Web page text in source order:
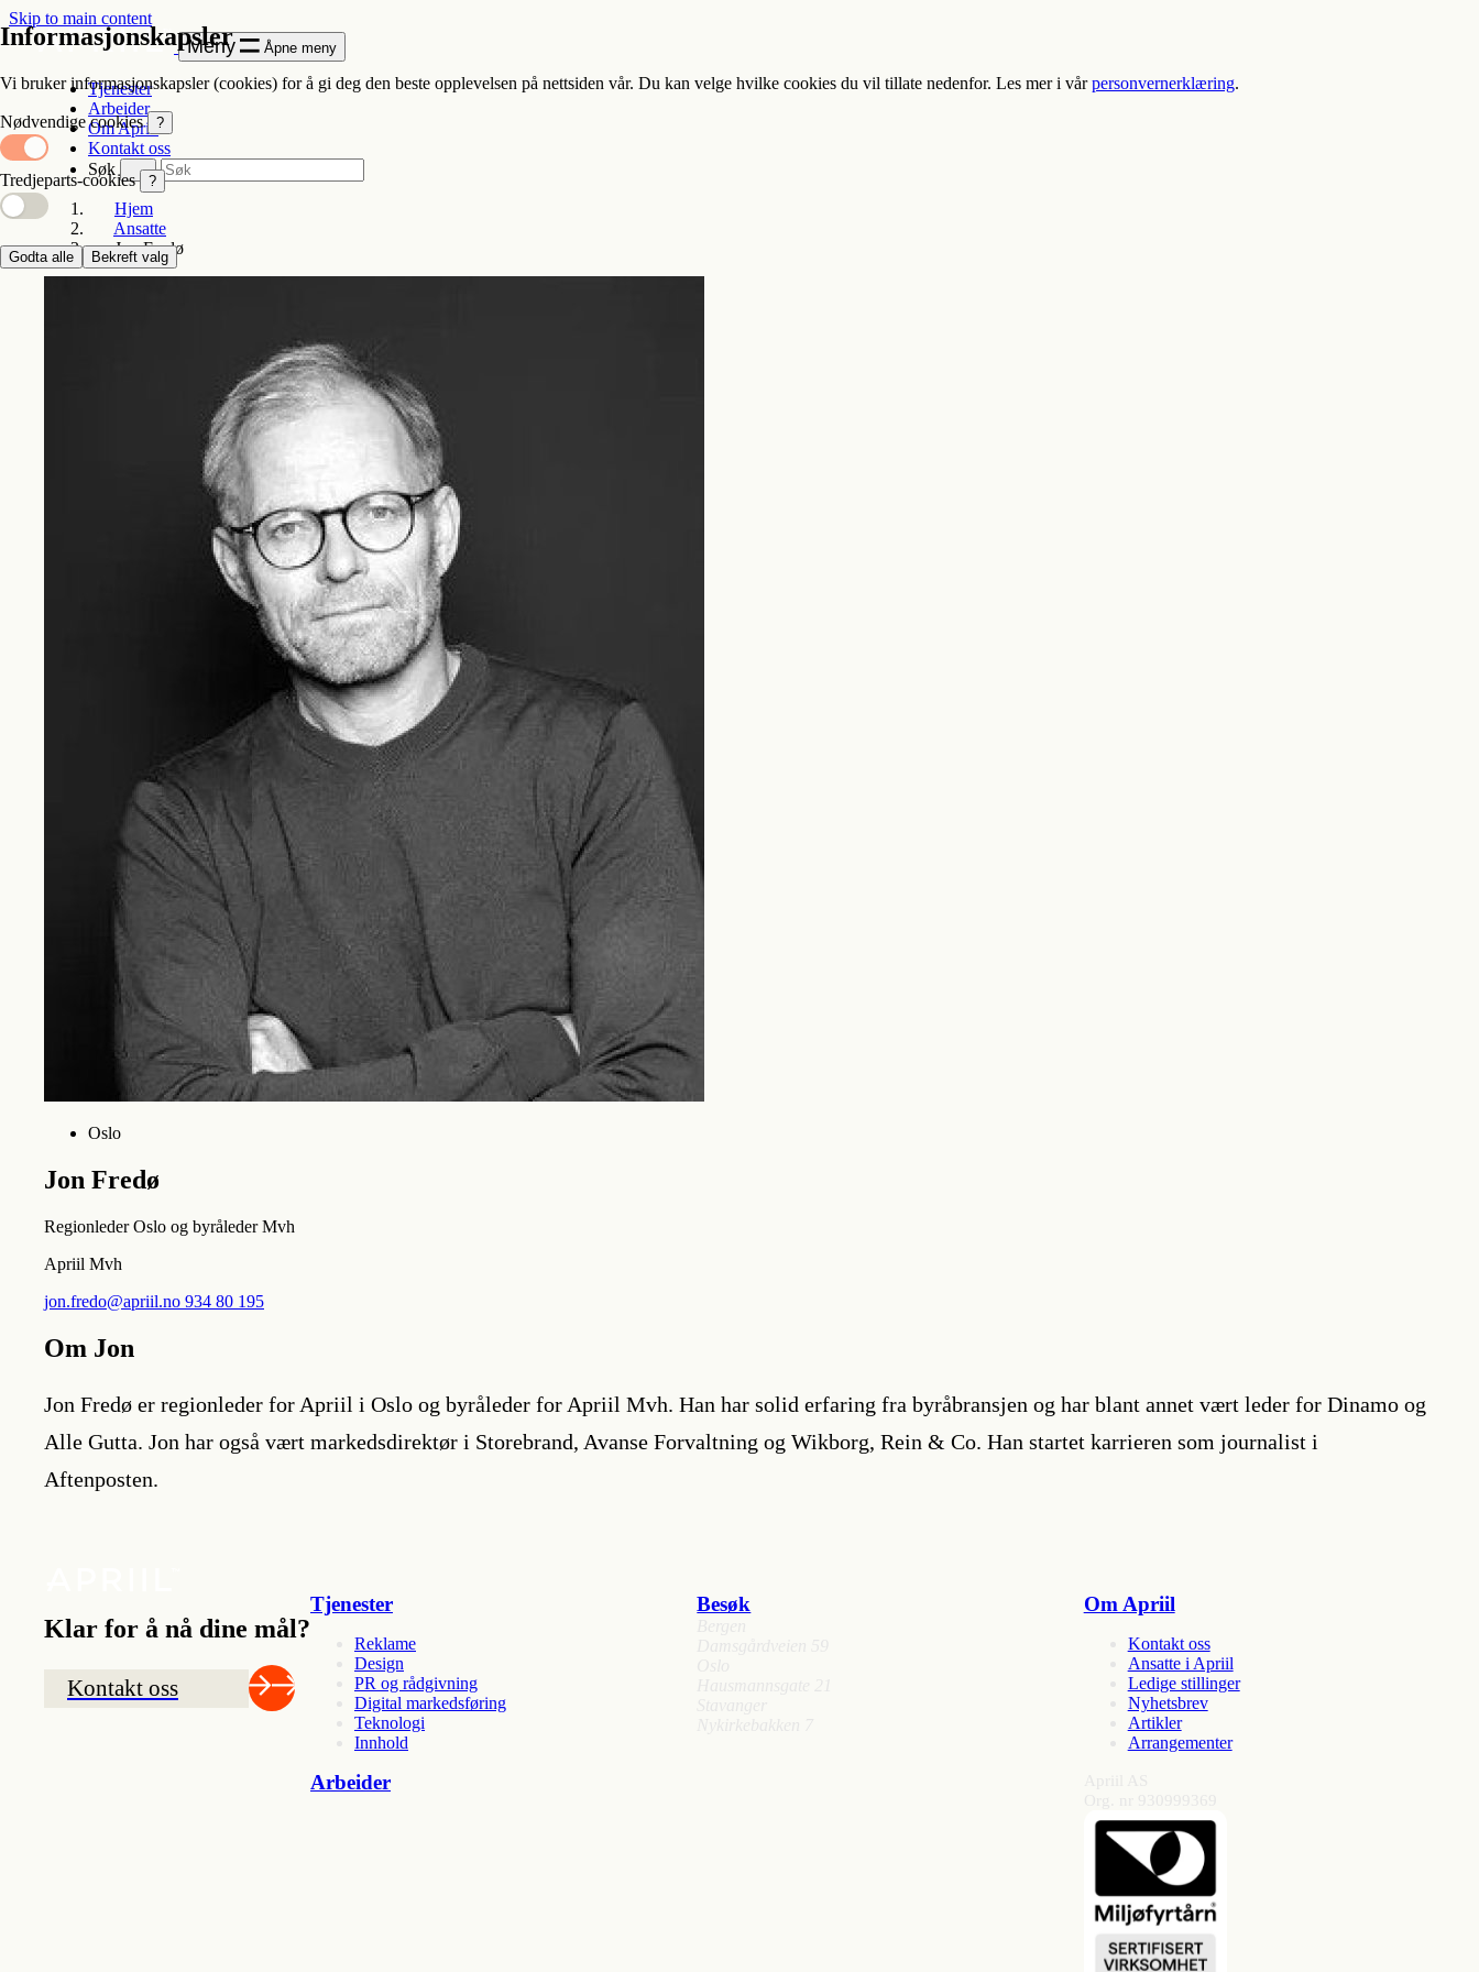
Skip to main content
Meny Åpne meny
Tjenester
Arbeider
Om Apriil
Kontakt oss
Søk
Hjem
Ansatte
Jon Fredø
Oslo
Jon Fredø
Regionleder Oslo og byråleder Mvh
Apriil Mvh
jon.fredo@apriil.no 934 80 195
Om Jon
Jon Fredø er regionleder for Apriil i Oslo og byråleder for Apriil Mvh. Han har solid erfaring fra byråbransjen og har blant annet vært leder for Dinamo og
Alle Gutta. Jon har også vært markedsdirektør i Storebrand, Avanse Forvaltning og Wikborg, Rein & Co. Han startet karrieren som journalist i
Aftenposten.
Klar for å nå dine mål?
Kontakt oss
Tjenester
Reklame
Design
PR og rådgivning
Digital markedsføring
Teknologi
Innhold
Arbeider
Besøk Om Apriil
Kontakt oss
Ansatte i Apriil
Ledige stillinger
Nyhetsbrev
Artikler
Arrangementer
Informasjonskapsler
Vi bruker informasjonskapsler (cookies) for å gi deg den beste opplevelsen på nettsiden vår. Du kan velge hvilke cookies du vil tillate nedenfor. Les mer i vårpersonvernerklæring.
Nødvendige cookies ?
Tredjeparts-cookies ?
Godta alle Bekreft valg